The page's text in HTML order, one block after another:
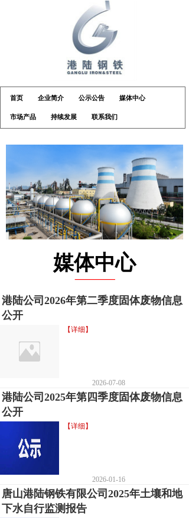
首页 企业简介 公示公告 媒体中心
市场产品 持续发展 联系我们
媒体中心
____
港陆公司2026年第二季度固体废物信息
公开
【详细】
2026-07-08
港陆公司2025年第四季度固体废物信息
公开
【详细】
2026-01-16
唐山港陆钢铁有限公司2025年土壤和地
下水自行监测报告